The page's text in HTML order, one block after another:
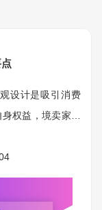
设计是吸引消费
权益，境卖家需